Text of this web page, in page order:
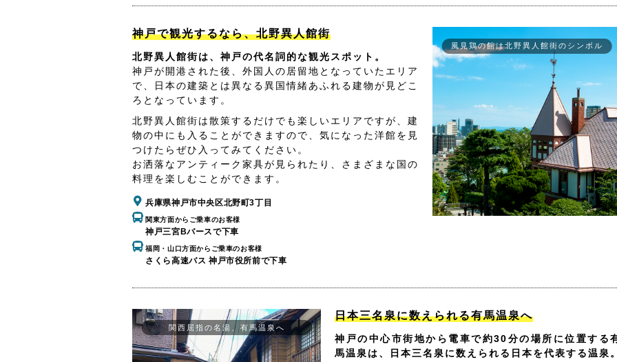
神戸で観光するなら、北野異人館街
北野異人館街は、神戸の代名詞的な観光スポット。
神戸が開港された後、外国人の居留地となっていたエリア
で、日本の建築とは異なる異国情緒あふれる建物が見どこ
ろとなっています。
北野異人館街は散策するだけでも楽しいエリアですが、建
物の中にも入ることができますので、気になった洋館を見
つけたらぜひ入ってみてください。
お洒落なアンティーク家具が見られたり、さまざまな国の
料理を楽しむことができます。
兵庫県神戸市中央区北野町3丁目
関東方面からご乗車のお客様
神戸三宮Bバースで下車
福岡・山口方面からご乗車のお客様
さくら高速バス 神戸市役所前で下車
風見鶏の館は北野異人館街のシンボル
関西屈指の名湯、有馬温泉へ
日本三名泉に数えられる有馬温泉へ
神戸の中心市街地から電車で約30分の場所に位置する
馬温泉は、日本三名泉に数えられる日本を代表する温泉